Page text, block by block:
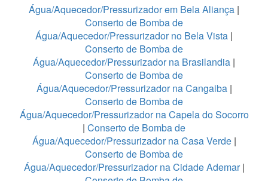
Água/Aquecedor/Pressurizador em Bela Aliança |
Conserto de Bomba de
Água/Aquecedor/Pressurizador no Bela Vista |
Conserto de Bomba de
Água/Aquecedor/Pressurizador na Brasilandia |
Conserto de Bomba de
Água/Aquecedor/Pressurizador na Cangaiba|
Conserto de Bomba de
Água/Aquecedor/Pressurizador na Capela do Socorro
| Conserto de Bomba de
Água/Aquecedor/Pressurizador na Casa Verde|
Conserto de Bomba de
Água/Aquecedor/Pressurizador na Cidade Ademar|